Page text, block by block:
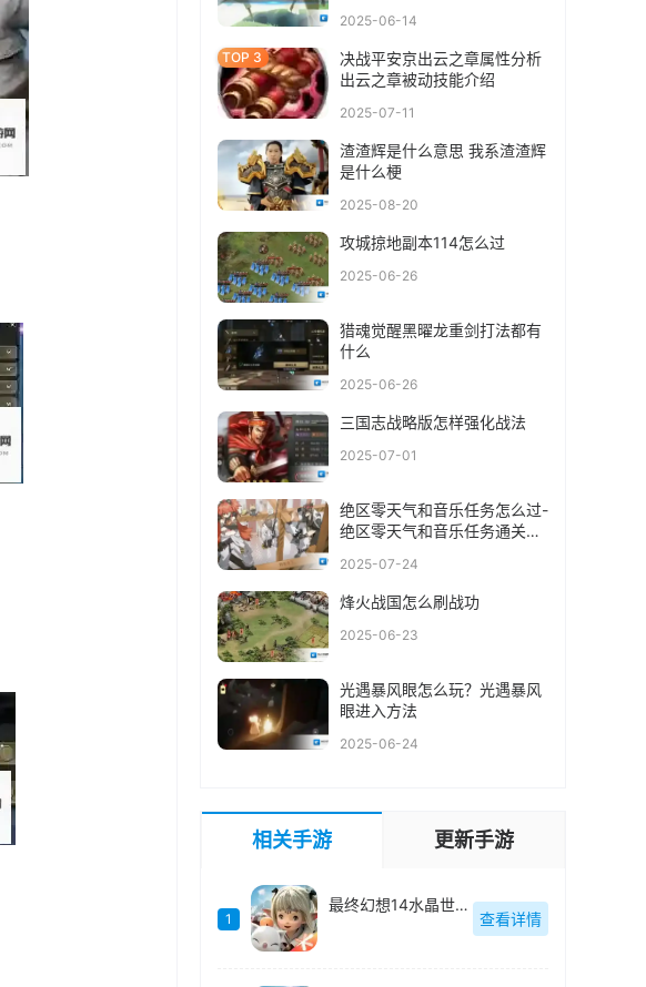
2025-06-14
决战平安京出云之章属性分析
出云之章被动技能介绍
2025-07-11
渣渣辉是什么意思 我系渣渣辉
是什么梗
2025-08-20
攻城掠地副本114怎么过
2025-06-26
猎魂觉醒黑曜龙重剑打法都有
什么
2025-06-26
三国志战略版怎样强化战法
2025-07-01
绝区零天气和音乐任务怎么过-
绝区零天气和音乐任务通关攻
2025-07-24
烽火战国怎么刷战功
2025-06-23
光遇暴风眼怎么玩？光遇暴风
眼进入方法
2025-06-24
相关手游 更新手游
1
最终幻想14水晶世界官方最新版
查看详情